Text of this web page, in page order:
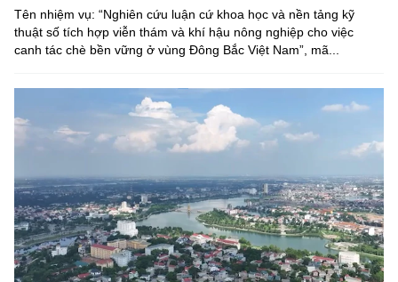
Tên nhiệm vụ: “Nghiên cứu luận cứ khoa học và nền tảng kỹ
thuật số tích hợp viễn thám và khí hậu nông nghiệp cho việc
canh tác chè bền vững ở vùng Đông Bắc Việt Nam”, mã...